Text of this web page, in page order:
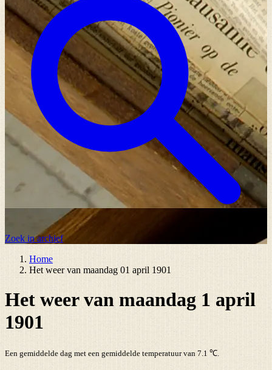
Zoek in archief
Home
Het weer van maandag 01 april 1901
Het weer van maandag 1 april
1901
Een gemiddelde dag met een gemiddelde temperatuur van 7.1 ℃.